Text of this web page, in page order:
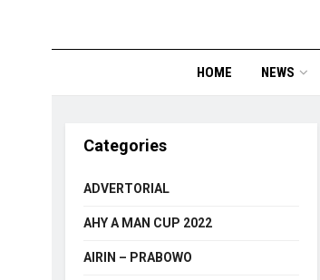
HOME NEWS
Categories
ADVERTORIAL
AHY A MAN CUP 2022
AIRIN – PRABOWO